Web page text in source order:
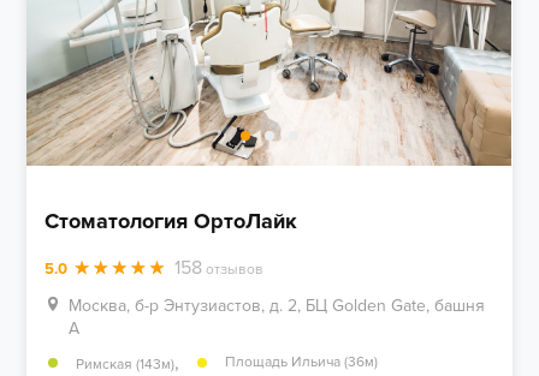
Стоматология ОртоЛайк
5.0 158 отзывов
Москва, б-р Энтузиастов, д. 2, БЦ Golden Gate, башня
А
Римская (143м), Площадь Ильича (36м)